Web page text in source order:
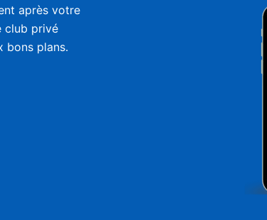
après votre
club privé
bons plans.